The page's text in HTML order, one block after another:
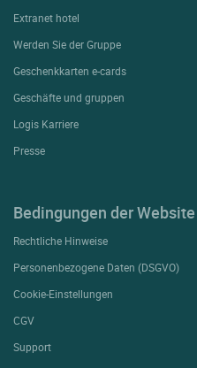
Extranet hotel
Werden Sie der Gruppe
Geschenkkarten e-cards
Geschäfte und gruppen
Logis Karriere
Presse
Bedingungen der Website
Rechtliche Hinweise
Personenbezogene Daten (DSGVO)
Cookie-Einstellungen
CGV
Support